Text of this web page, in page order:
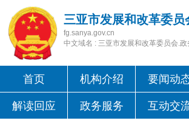
三亚市发展和改革委员
fg.sanya.gov.cn
中文域名 : 三亚市发展和改革委员会.政
首页 机构介绍 要闻动
解读回应 政务服务 互动交